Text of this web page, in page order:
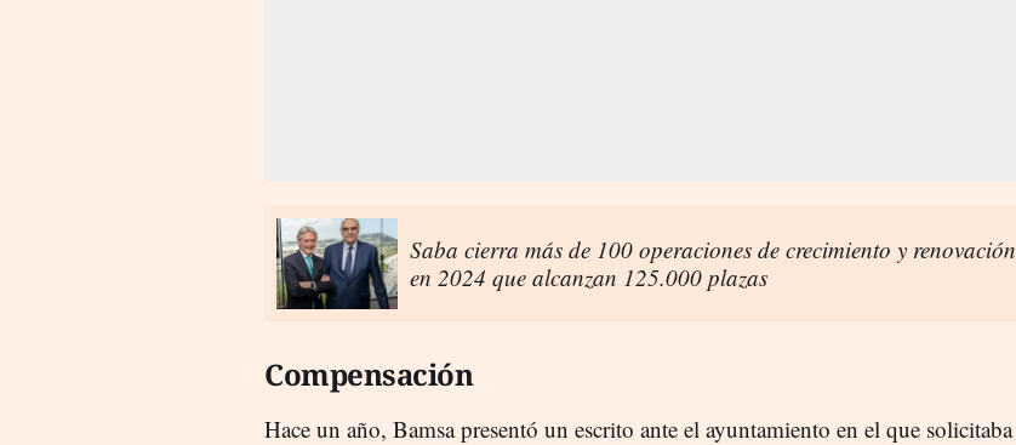
Saba cierra más de 100 operaciones de crecimiento y renovación
en 2024 que alcanzan 125.000 plazas
Compensación
Hace un año, Bamsa presentó un escrito ante el ayuntamiento en el que solicitaba